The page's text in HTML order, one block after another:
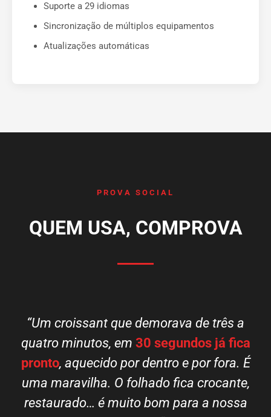
Suporte a 29 idiomas
Sincronização de múltiplos equipamentos
Atualizações automáticas
PROVA SOCIAL
QUEM USA, COMPROVA
“Um croissant que demorava de três a
quatro minutos, em 30 segundos já fica
pronto, aquecido por dentro e por fora. É
uma maravilha. O folhado fica crocante,
restaurado… é muito bom para a nossa